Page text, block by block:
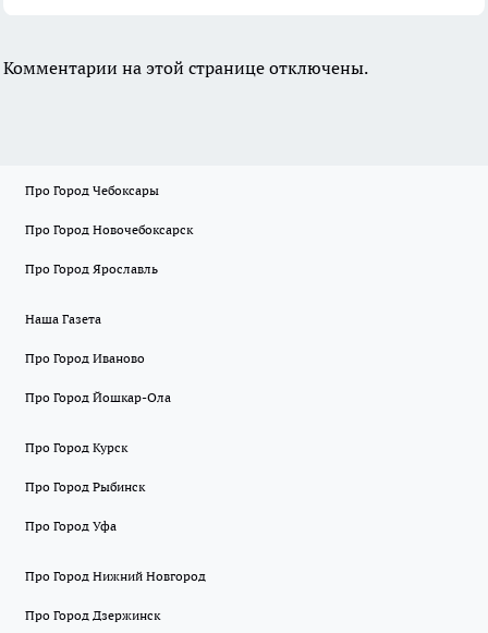
Комментарии на этой странице отключены.
Про Город Чебоксары
Про Город Новочебоксарск
Про Город Ярославль
Наша Газета
Про Город Иваново
Про Город Йошкар-Ола
Про Город Курск
Про Город Рыбинск
Про Город Уфа
Про Город Нижний Новгород
Про Город Дзержинск